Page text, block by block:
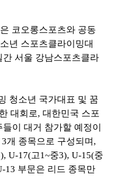
은 코오롱스포츠와 공동
년 스포츠클라이밍대
간 서울 강남스포츠클라
청소년 국가대표 및 꿈
대회로, 대한민국 스포
이 대거 참가할 예정이
3개 종목으로 구성되며 ,
), U-17(고1~중3), U-15(중
13 부문은 리드 종목만